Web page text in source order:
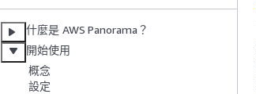
什麼是 AWS Panorama？
開始使用
概念
設定